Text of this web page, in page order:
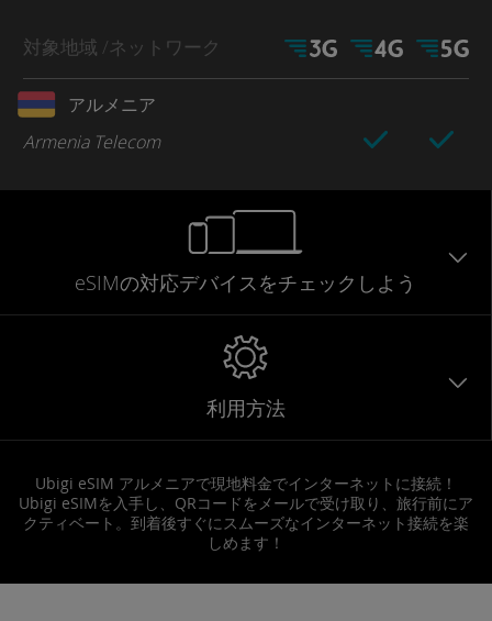
対象地域 /ネットワーク
アルメニア
Armenia Telecom
eSIMの対応デバイスをチェックしよう
利用方法
Ubigi eSIM アルメニアで現地料金でインターネットに接続！
Ubigi eSIMを入手し、QRコードをメールで受け取り、旅行前にア
クティベート。到着後すぐにスムーズなインターネット接続を楽
しめます！